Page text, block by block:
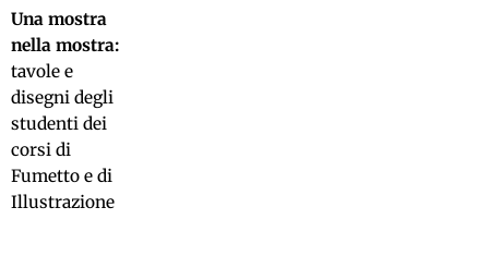
Una mostra
nella mostra:
tavole e
disegni degli
studenti dei
corsi di
Fumetto e di
Illustrazione